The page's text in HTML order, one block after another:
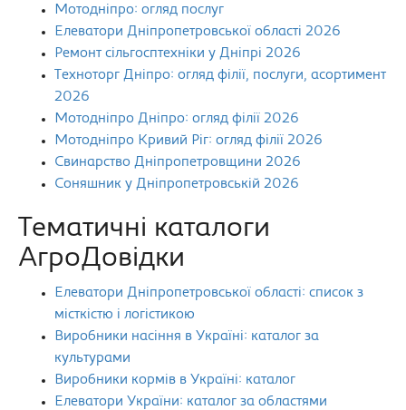
Мотодніпро: огляд послуг
Елеватори Дніпропетровської області 2026
Ремонт сільгосптехніки у Дніпрі 2026
Техноторг Дніпро: огляд філії, послуги, асортимент
2026
Мотодніпро Дніпро: огляд філії 2026
Мотодніпро Кривий Ріг: огляд філії 2026
Свинарство Дніпропетровщини 2026
Соняшник у Дніпропетровській 2026
Тематичні каталоги
АгроДовідки
Елеватори Дніпропетровської області: список з
місткістю і логістикою
Виробники насіння в Україні: каталог за
культурами
Виробники кормів в Україні: каталог
Елеватори України: каталог за областями